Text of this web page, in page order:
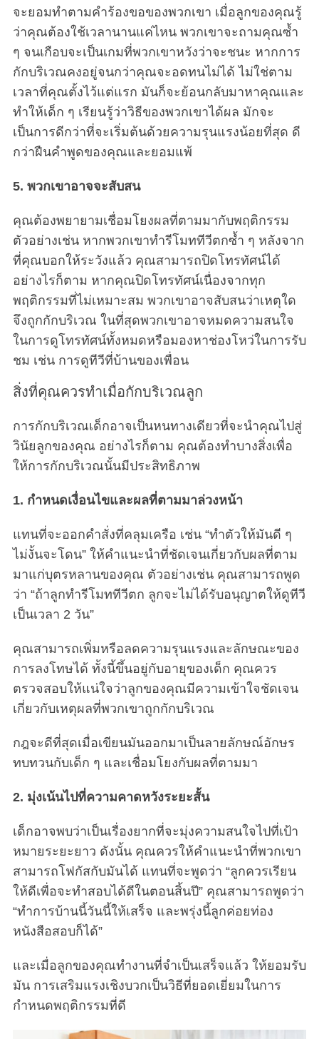
จะยอมทำตามคำร้องขอของพวกเขา เมื่อลูกของคุณรู้
ว่าคุณต้องใช้เวลานานแค่ไหน พวกเขาจะถามคุณซ้ำ
ๆ จนเกือบจะเป็นเกมที่พวกเขาหวังว่าจะชนะ หากการ
กักบริเวณคงอยู่จนกว่าคุณจะอดทนไม่ได้ ไม่ใช่ตาม
เวลาที่คุณตั้งไว้แต่แรก มันก็จะย้อนกลับมาหาคุณและ
ทำให้เด็ก ๆ เรียนรู้ว่าวิธีของพวกเขาได้ผล มักจะ
เป็นการดีกว่าที่จะเริ่มต้นด้วยความรุนแรงน้อยที่สุด ดี
กว่าฝืนคำพูดของคุณและยอมแพ้
5. พวกเขาอาจจะสับสน
คุณต้องพยายามเชื่อมโยงผลที่ตามมากับพฤติกรรม
ตัวอย่างเช่น หากพวกเขาทำรีโมททีวีตกซ้ำ ๆ หลังจาก
ที่คุณบอกให้ระวังแล้ว คุณสามารถปิดโทรทัศน์ได้
อย่างไรก็ตาม หากคุณปิดโทรทัศน์เนื่องจากทุก
พฤติกรรมที่ไม่เหมาะสม พวกเขาอาจสับสนว่าเหตุใด
จึงถูกกักบริเวณ ในที่สุดพวกเขาอาจหมดความสนใจ
ในการดูโทรทัศน์ทั้งหมดหรือมองหาช่องโหว่ในการรับ
ชม เช่น การดูทีวีที่บ้านของเพื่อน
สิ่งที่คุณควรทำเมื่อกักบริเวณลูก
การกักบริเวณเด็กอาจเป็นหนทางเดียวที่จะนำคุณไปสู่
วินัยลูกของคุณ อย่างไรก็ตาม คุณต้องทำบางสิ่งเพื่อ
ให้การกักบริเวณนั้นมีประสิทธิภาพ
1. กำหนดเงื่อนไขและผลที่ตามมาล่วงหน้า
แทนที่จะออกคำสั่งที่คลุมเครือ เช่น “ทำตัวให้มันดี ๆ
ไม่งั้นจะโดน” ให้คำแนะนำที่ชัดเจนเกี่ยวกับผลที่ตาม
มาแก่บุตรหลานของคุณ ตัวอย่างเช่น คุณสามารถพูด
ว่า “ถ้าลูกทำรีโมททีวีตก ลูกจะไม่ได้รับอนุญาตให้ดูทีวี
เป็นเวลา 2 วัน”
คุณสามารถเพิ่มหรือลดความรุนแรงและลักษณะของ
การลงโทษได้ ทั้งนี้ขึ้นอยู่กับอายุของเด็ก คุณควร
ตรวจสอบให้แน่ใจว่าลูกของคุณมีความเข้าใจชัดเจน
เกี่ยวกับเหตุผลที่พวกเขาถูกกักบริเวณ
กฎจะดีที่สุดเมื่อเขียนมันออกมาเป็นลายลักษณ์อักษร
ทบทวนกับเด็ก ๆ และเชื่อมโยงกับผลที่ตามมา
2. มุ่งเน้นไปที่ความคาดหวังระยะสั้น
เด็กอาจพบว่าเป็นเรื่องยากที่จะมุ่งความสนใจไปที่เป้า
หมายระยะยาว ดังนั้น คุณควรให้คำแนะนำที่พวกเขา
สามารถโฟกัสกับมันได้ แทนที่จะพูดว่า “ลูกควรเรียน
ให้ดีเพื่อจะทำสอบได้ดีในตอนสิ้นปี” คุณสามารถพูดว่า
“ทำการบ้านนี้วันนี้ให้เสร็จ และพรุ่งนี้ลูกค่อยท่อง
หนังสือสอบก็ได้”
และเมื่อลูกของคุณทำงานที่จำเป็นเสร็จแล้ว ให้ยอมรับ
มัน การเสริมแรงเชิงบวกเป็นวิธีที่ยอดเยี่ยมในการ
กำหนดพฤติกรรมที่ดี